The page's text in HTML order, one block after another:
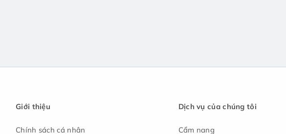
Giới thiệu
Chính sách cá nhân
Dịch vụ của chúng tôi
Cẩm nang